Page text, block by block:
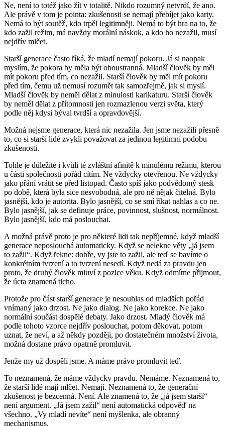
Ne, není to totéž jako žít v totalitě. Nikdo rozumný netvrdí, že ano.
Ale právě v tom je pointa: zkušenosti se nemají přebíjet jako karty.
Nemá to být soutěž, kdo trpěl legitimněji. Nemá to být hra na to, že
kdo zažil režim, má navždy morální náskok, a kdo ho nezažil, musí
nejdřív mlčet.
Starší generace často říká, že mladí nemají pokoru. Já si naopak
myslím, že pokora by měla být oboustranná. Mladší člověk by měl
mít pokoru před tím, co nezažil. Starší člověk by měl mít pokoru
před tím, čemu už nemusí rozumět tak samozřejmě, jak si myslí.
Mladší člověk by neměl dělat z minulosti karikaturu. Starší člověk
by neměl dělat z přítomnosti jen rozmazlenou verzi světa, který
podle něj kdysi býval tvrdší a opravdovější.
Možná nejsme generace, která nic nezažila. Jen jsme nezažili přesně
to, co si starší lidé zvykli považovat za jedinou legitimní podobu
zkušenosti.
Tohle je důležité i kvůli té zvláštní afinitě k minulému režimu, kterou
u části společnosti pořád cítím. Ne vždycky otevřenou. Ne vždycky
jako přání vrátit se před listopad. Často spíš jako podvědomý stesk
po době, která byla sice nesvobodná, ale pro ně nějak čitelná. Bylo
jasnější, kdo je autorita. Bylo jasnější, co se smí říkat nahlas a co ne.
Bylo jasnější, jak se definuje práce, povinnost, slušnost, normálnost.
Bylo jasnější, kdo má poslouchat.
A možná právě proto je pro některé lidi tak nepříjemné, když mladší
generace neposlouchá automaticky. Když se nelekne věty „já jsem
to zažil“. Když řekne: dobře, vy jste to zažil, ale teď se bavíme o
konkrétním tvrzení a to tvrzení nesedí. Když nedá za pravdu jen
proto, že druhý člověk mluví z pozice věku. Když odmítne přijmout,
že úcta znamená ticho.
Protože pro část starší generace je nesouhlas od mladších pořád
vnímaný jako drzost. Ne jako dialog. Ne jako korekce. Ne jako
normální součást dospělé debaty. Jako drzost. Mladý člověk má
podle tohoto vzorce nejdřív poslouchat, potom děkovat, potom
uznat, že neví, a až někdy později, po dostatečném množství života,
možná dostane právo opatrně promluvit.
Jenže my už dospělí jsme. A máme právo promluvit teď.
To neznamená, že máme vždycky pravdu. Nemáme. Neznamená to,
že starší lidé mají mlčet. Nemají. Neznamená to, že generační
zkušenost je bezcenná. Není. Ale znamená to, že „já jsem starší“
není argument. „Já jsem zažil“ není automatická odpověď na
všechno. „Vy mladí nevíte“ není myšlenka, ale obranný
mechanismus.